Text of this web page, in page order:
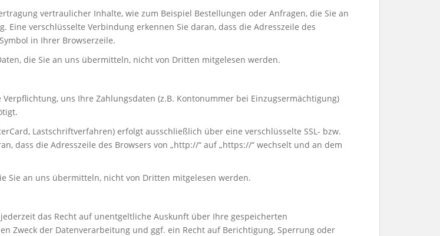
vertraulicher Inhalte, wie zum Beispiel Bestellungen oder Anfragen, die Sie an
Eine verschlüsselte Verbindung erkennen Sie daran, dass die Adresszeile des
in Ihrer Browserzeile.
die Sie an uns übermitteln, nicht von Dritten mitgelesen werden.
uns Ihre Zahlungsdaten (z.B. Kontonummer bei Einzugsermächtigung)
Lastschriftverfahren) erfolgt ausschließlich über eine verschlüsselte SSL- bzw.
dass die Adresszeile des Browsers von „http://“ auf „https://“ wechselt und an dem
Sie an uns übermitteln, nicht von Dritten mitgelesen werden.
das Recht auf unentgeltliche Auskunft über Ihre gespeicherten
Zweck der Datenverarbeitung und ggf. ein Recht auf Berichtigung, Sperrung oder